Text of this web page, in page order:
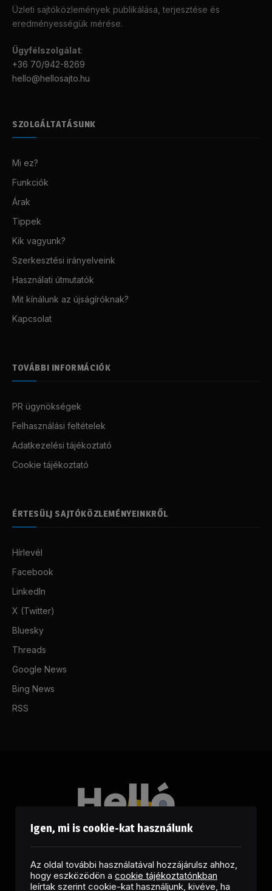
Üzleti sajtóközlemények publikálása, terjesztése és
eredményességük mérése.
Ügyfélszolgálat:
+36 70/942-8269
hello@hellosajto.hu
SZOLGÁLTATÁSUNK
Mi ez?
Funkciók
Árak
Tippek
Kik vagyunk?
Szerkesztési irányelveink
Használati útmutatók
Mit kínálunk az újságíróknak?
Kapcsolat
TOVÁBBI INFORMÁCIÓK
PR ügynökségek
Felhasználási feltételek
Adatkezelési tájékoztató
Cookie tájékoztató
ÉRTESÜLJ SAJTÓKÖZLEMÉNYEINKRŐL
Hírlevél
Facebook
LinkedIn
X (Twitter)
Bluesky
Threads
Google News
Bing News
RSS
Igen, mi is cookie-kat használunk
Az oldal további használatával hozzájárulsz ahhoz,
hogy eszközödön a cookie tájékoztatónkban
leírtak szerint cookie-kat használjunk, kivéve, ha